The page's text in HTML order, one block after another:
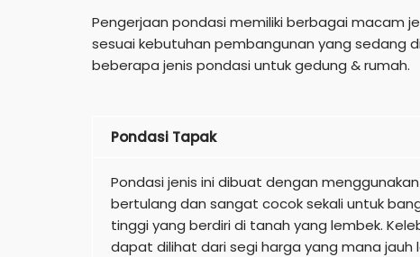
Pengerjaan pondasi memiliki berbagai macam
sesuai kebutuhan pembangunan yang sedang
beberapa jenis pondasi untuk gedung & rumah.
Pondasi Tapak
Pondasi jenis ini dibuat dengan
bertulang dan sangat cocok sekali untuk
tinggi yang berdiri di tanah yang lembek.
dapat dilihat dari segi harga yang mana jauh